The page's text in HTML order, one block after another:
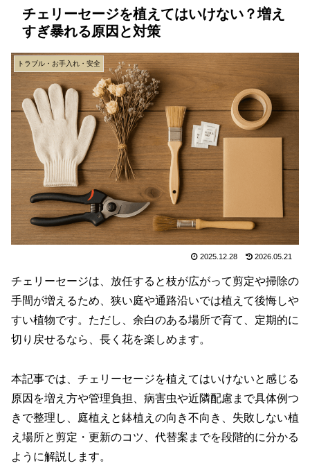
チェリーセージを植えてはいけない？増え
すぎ暴れる原因と対策
トラブル・お手入れ・安全
2025.12.28 2026.05.21
チェリーセージは、放任すると枝が広がって剪定や掃除の
手間が増えるため、狭い庭や通路沿いでは植えて後悔しや
すい植物です。ただし、余白のある場所で育て、定期的に
切り戻せるなら、長く花を楽しめます。
本記事では、チェリーセージを植えてはいけないと感じる
原因を増え方や管理負担、病害虫や近隣配慮まで具体例つ
きで整理し、庭植えと鉢植えの向き不向き、失敗しない植
え場所と剪定・更新のコツ、代替案までを段階的に分かる
ように解説します。